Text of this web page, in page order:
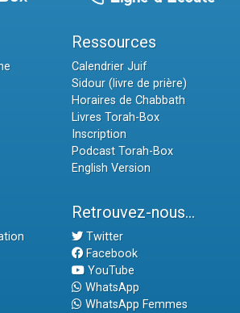
Ressources
Calendrier Juif
Sidour (livre de prière)
Horaires de Chabbath
Livres Torah-Box
Inscription
Podcast Torah-Box
English Version
Retrouvez-nous...
Twitter
Facebook
YouTube
WhatsApp
WhatsApp Femmes